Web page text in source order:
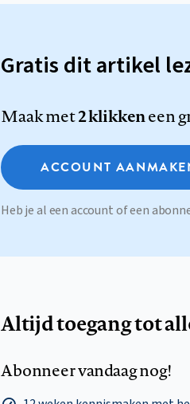
Gratis dit artikel
Maak met2 klikkeneen
ACCOUNT
Heb je al een account of een
Altijd toegang tot
Abonneer vandaag nog!